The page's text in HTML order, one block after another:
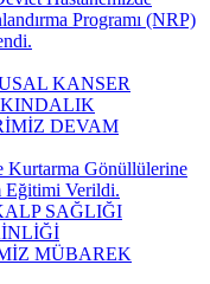
Programı (NRP)
KANSER
DEVAM
Kurtarma Gönüllülerine
Eğitimi Verildi.
SAĞLIĞI
MÜBAREK